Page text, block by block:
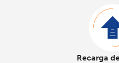
Recarga